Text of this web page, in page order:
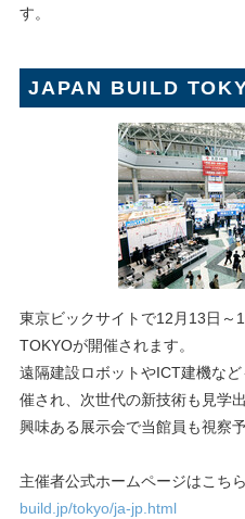
す。
JAPAN BUILD
東京ビックサイトで12月13日～
TOKYOが開催されます。
遠隔建設ロボットやICT建機な
催され、次世代の新技術も見学出
興味ある展示会で当館員も視察予
主催者公式ホームページはこち
build.jp/tokyo/ja-jp.html